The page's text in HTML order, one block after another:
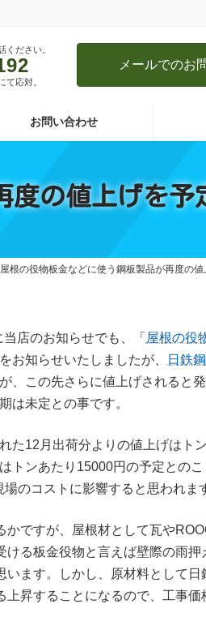
ください。
て応対。
メールでのお
お問い合わせ
度の値上げを予
屋根の役物板金などに使う鋼板製品が再度の値
店のお知らせでも、「 屋根の役
お知らせいたしましたが、 日鉄
、この先さらに値上げされると
は未定との事です。
た12月出荷分よりの値上げはト
トンあたり15000円の予定との
のコストに影響すると思われま
ですが、屋根材として瓦や
る板金役物と言えば壁際の雨押
ます。しかし、原材料として日
昇することになるので、工事